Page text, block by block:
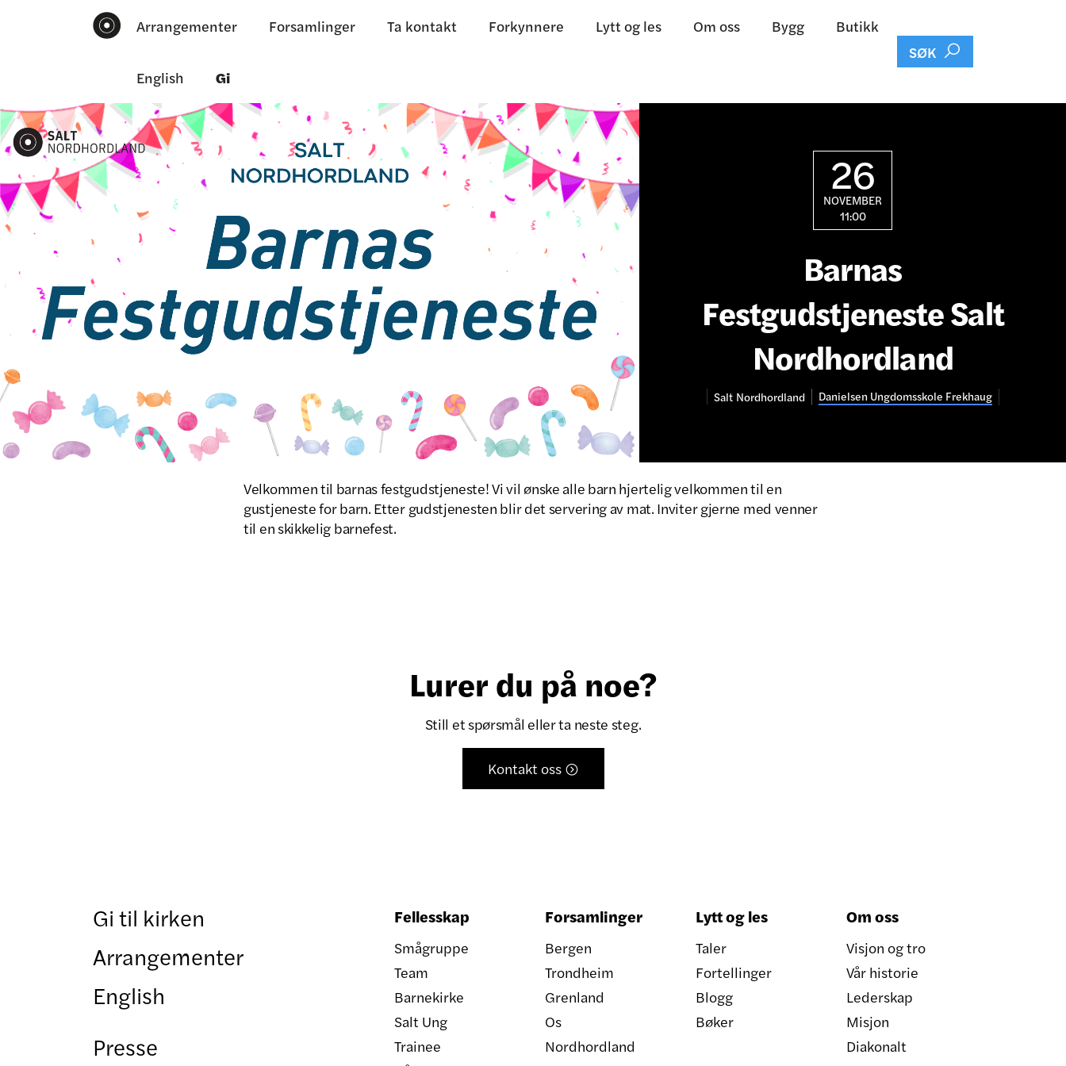
Arrangementer Forsamlinger Ta kontakt Forkynnere Lytt og les Om oss Bygg Butikk
English Gi
SØK 
26
NOVEMBER
11:00
Barnas
Festgudstjeneste Salt
Nordhordland
Salt Nordhordland Danielsen Ungdomsskole Frekhaug
Velkommen til barnas festgudstjeneste! Vi vil ønske alle barn hjertelig velkommen til en
gustjeneste for barn. Etter gudstjenesten blir det servering av mat. Inviter gjerne med venner
til en skikkelig barnefest.
Lurer du på noe?
Still et spørsmål eller ta neste steg.
Kontakt oss 
Gi til kirken
Arrangementer
English
Presse
Fellesskap
Smågruppe
Team
Barnekirke
Salt Ung
Trainee
Forsamlinger
Bergen
Trondheim
Grenland
Os
Nordhordland
Lytt og les
Taler
Fortellinger
Blogg
Bøker
Om oss
Visjon og tro
Vår historie
Lederskap
Misjon
Diakonalt